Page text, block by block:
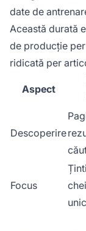
date de
Această durată
de producție
ridicată per
Aspect
Descoperire
Focus